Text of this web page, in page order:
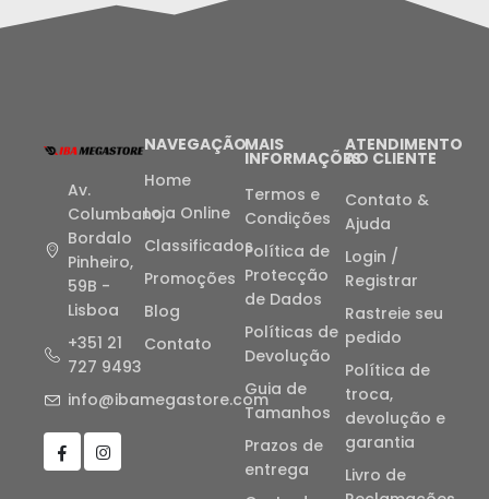
Av.
Columbano
Bordalo
Pinheiro,
59B -
Lisboa
+351 21
727 9493
info@ibamegastore.com
NAVEGAÇÃO
Home
Loja Online
Classificados
Promoções
Blog
Contato
MAIS
INFORMAÇÕES
Termos e
Condições
Política de
Protecção
de Dados
Políticas de
Devolução
Guia de
Tamanhos
Prazos de
entrega
ATENDIMENTO
AO CLIENTE
Contato &
Ajuda
Login /
Registrar
Rastreie seu
pedido
Política de
troca,
devolução e
garantia
Livro de